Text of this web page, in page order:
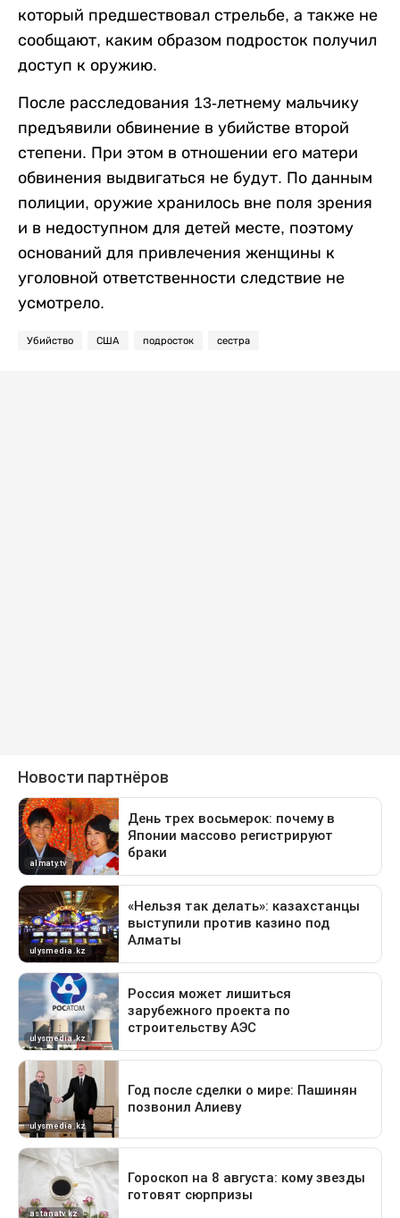
который предшествовал стрельбе, а также не
сообщают, каким образом подросток получил
доступ к оружию.
После расследования 13-летнему мальчику
предъявили обвинение в убийстве второй
степени. При этом в отношении его матери
обвинения выдвигаться не будут. По данным
полиции, оружие хранилось вне поля зрения
и в недоступном для детей месте, поэтому
оснований для привлечения женщины к
уголовной ответственности следствие не
усмотрело.
Убийство США подросток сестра